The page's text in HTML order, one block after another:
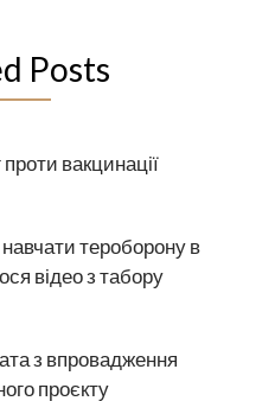
Posts
вакцинації
навчати тероборону в
відео з табору
з впровадження
проєкту